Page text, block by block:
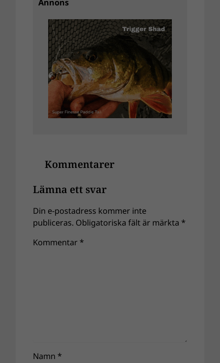
Annons
Kommentarer
Lämna ett svar
Din e-postadress kommer inte
publiceras. Obligatoriska fält är märkta *
Kommentar *
Namn *